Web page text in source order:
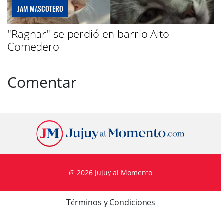
JAM MASCOTERO
"Ragnar" se perdió en barrio Alto
Comedero
Comentar
@ 2026 Jujuy al Momento
Términos y Condiciones